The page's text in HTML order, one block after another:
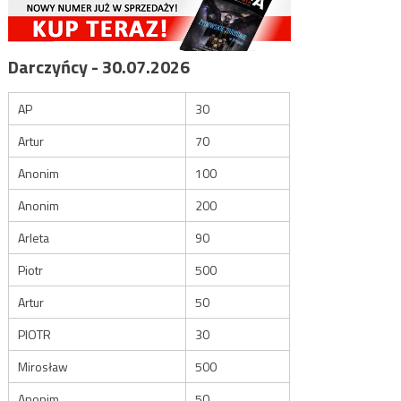
Darczyńcy - 30.07.2026
AP
30
Artur
70
Anonim
100
Anonim
200
Arleta
90
Piotr
500
Artur
50
PIOTR
30
Mirosław
500